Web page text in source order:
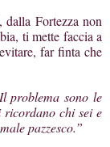
Fortezza non
ti mette faccia a
far finta che
problema sono le
chi sei e
pazzesco.”